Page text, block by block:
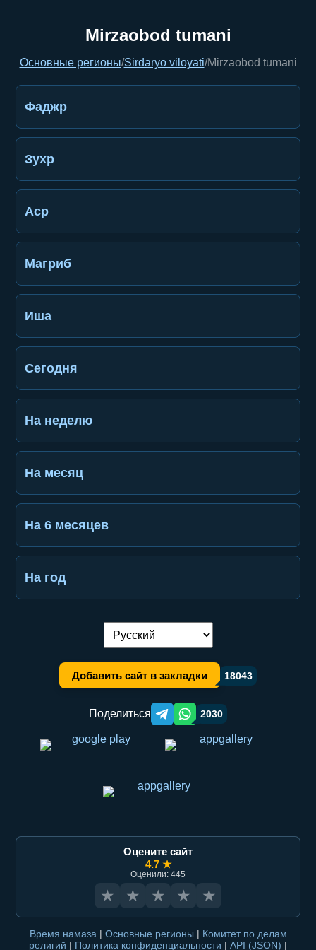
Mirzaobod tumani
Основные регионы/Sirdaryo viloyati/Mirzaobod tumani
Фаджр
Зухр
Аср
Магриб
Иша
Сегодня
На неделю
На месяц
На 6 месяцев
На год
Переключение языка:
Добавить сайт в закладки 18043
Поделиться Telegram orqali ulashish
WhatsApp orqali ulashish
2030
Оцените сайт
4.7 ★
Оценили: 445
★ ★ ★ ★ ★
Время намаза | Основные регионы | Комитет по делам
религий | Политика конфиденциальности | API (JSON) |